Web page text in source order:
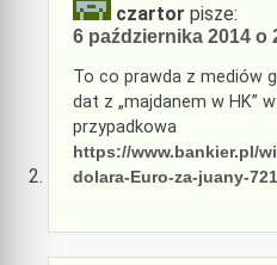
czartor pisze:
6 października 2014 o
To co prawda z mediów
dat z „majdanem w HK”
przypadkowa
https://www.bankier.pl/
dolara-Euro-za-juany-